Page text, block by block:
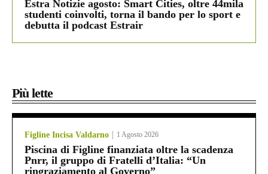
Estra Notizie agosto: Smart Cities, oltre 44mila
studenti coinvolti, torna il bando per lo sport e
debutta il podcast Estrair
Più lette
Figline Incisa Valdarno 1 Agosto 2026
Piscina di Figline finanziata oltre la scadenza
Pnrr, il gruppo di Fratelli d’Italia: “Un
ringraziamento al Governo”